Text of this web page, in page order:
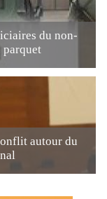
du non-
parquet
autour du